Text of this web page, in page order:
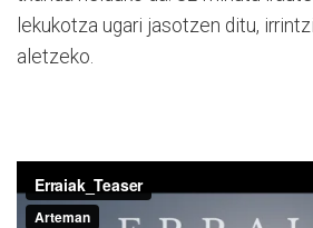
lekukotza ugari jasotzen ditu,
aletzeko.